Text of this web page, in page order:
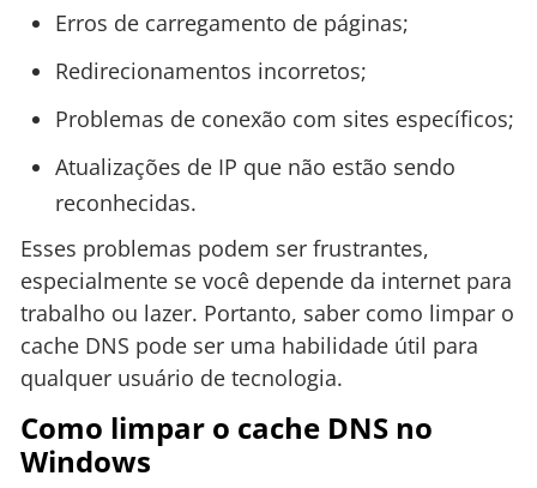
Erros de carregamento de páginas;
Redirecionamentos incorretos;
Problemas de conexão com sites específicos;
Atualizações de IP que não estão sendo
reconhecidas.
Esses problemas podem ser frustrantes,
especialmente se você depende da internet para
trabalho ou lazer. Portanto, saber como limpar o
cache DNS pode ser uma habilidade útil para
qualquer usuário de tecnologia.
Como limpar o cache DNS no
Windows